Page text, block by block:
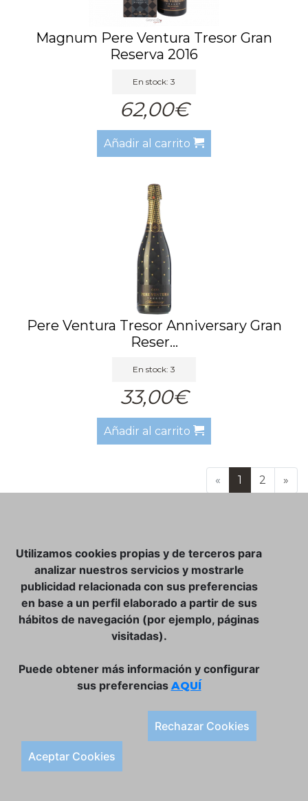
Magnum Pere Ventura Tresor Gran
Reserva 2016
En stock: 3
62,00€
Añadir al carrito
Pere Ventura Tresor Anniversary Gran
Reser...
En stock: 3
33,00€
Añadir al carrito
« 1 2 »
CLUB VINATER
CONTACTO
TIENDA ONLINE:
Plaça de la Llibertat, 22, 07760 Ciutadella
Tlf. 971 93 78 75
Utilizamos cookies propias y de terceros para
analizar nuestros servicios y mostrarle
publicidad relacionada con sus preferencias
en base a un perfil elaborado a partir de sus
hábitos de navegación (por ejemplo, páginas
visitadas).
Puede obtener más información y configurar
sus preferencias AQUÍ
Rechazar Cookies
Aceptar Cookies